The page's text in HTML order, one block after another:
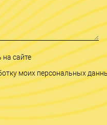
на сайте
моих персональных